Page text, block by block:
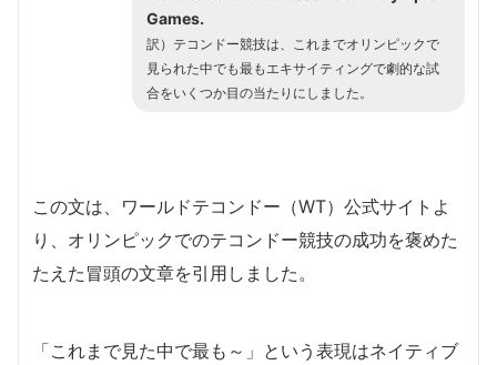
Games.
訳）テコンドー競技は、これまでオリンピックで
見られた中でも最もエキサイティングで劇的な試
合をいくつか目の当たりにしました。
この文は、ワールドテコンドー（WT）公式サイトよ
り、オリンピックでのテコンドー競技の成功を褒めた
たえた冒頭の文章を引用しました。
「これまで見た中で最も～」という表現はネイティブ